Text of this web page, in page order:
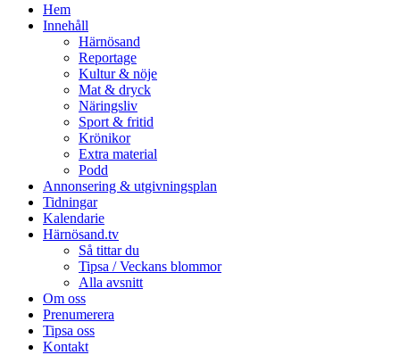
Hem
Innehåll
Härnösand
Reportage
Kultur & nöje
Mat & dryck
Näringsliv
Sport & fritid
Krönikor
Extra material
Podd
Annonsering & utgivningsplan
Tidningar
Kalendarie
Härnösand.tv
Så tittar du
Tipsa / Veckans blommor
Alla avsnitt
Om oss
Prenumerera
Tipsa oss
Kontakt